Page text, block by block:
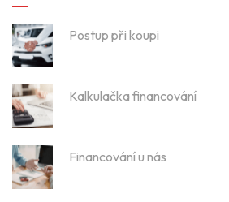
Postup při koupi
Kalkulačka financování
Financování u nás